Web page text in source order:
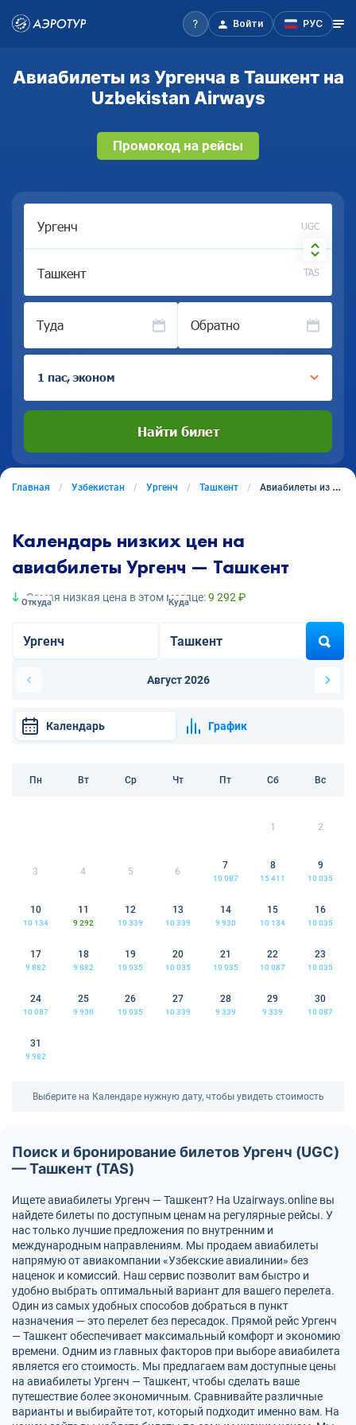
Войти РУС
Авиабилеты из Ургенча в Ташкент на
Uzbekistan Airways
Промокод на рейсы
UGC
TAS
Туда Обратно
1 пас, эконом
Найти билет
Главная Узбекистан Ургенч Ташкент Авиабилеты из Ургенча в Ташкент
Календарь низких цен на
авиабилеты Ургенч — Ташкент
Самая низкая цена в этом месяце:9 292 ₽
Откуда Куда
Август 2026
Календарь График
Пн Вт Ср Чт Пт Сб Вс
1 2
3 4 5 6
7
10 087
8
15 411
9
10 035
10
10 134
11
9 292
12
10 339
13
10 339
14
9 930
15
10 134
16
10 035
17
9 882
18
9 882
19
10 035
20
10 035
21
10 035
22
10 087
23
10 035
24
10 087
25
9 930
26
10 035
27
10 339
28
9 339
29
9 339
30
10 087
31
9 982
Выберите на Календаре нужную дату, чтобы увидеть стоимость
Поиск и бронирование билетов Ургенч (UGC)
— Ташкент (TAS)
Ищете авиабилеты Ургенч — Ташкент? На Uzairways.online вы
найдете билеты по доступным ценам на регулярные рейсы. У
нас только лучшие предложения по внутренним и
международным направлениям. Мы продаем авиабилеты
напрямую от авиакомпании «Узбекские авиалинии» без
наценок и комиссий. Наш сервис позволит вам быстро и
удобно выбрать оптимальный вариант для вашего перелета.
Один из самых удобных способов добраться в пункт
назначения — это перелет без пересадок. Прямой рейс Ургенч
— Ташкент обеспечивает максимальный комфорт и экономию
времени. Одним из главных факторов при выборе авиабилета
является его стоимость. Мы предлагаем вам доступные цены
на авиабилеты Ургенч — Ташкент, чтобы сделать ваше
путешествие более экономичным. Сравнивайте различные
варианты и выбирайте тот, который подходит именно вам. На